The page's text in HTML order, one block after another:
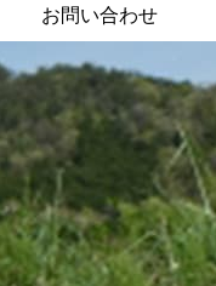
お問い合わせ